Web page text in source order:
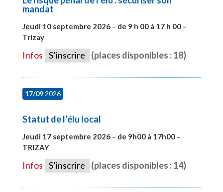
mandat
Jeudi 10 septembre 2026 – de 9 h 00 à 17 h 00 –
Trizay
Infos S’inscrire (places disponibles : 18)
17/092026
Statut de l’élu local
Jeudi 17 septembre 2026 – de 9h00 à 17h00 –
TRIZAY
Infos S’inscrire (places disponibles : 14)